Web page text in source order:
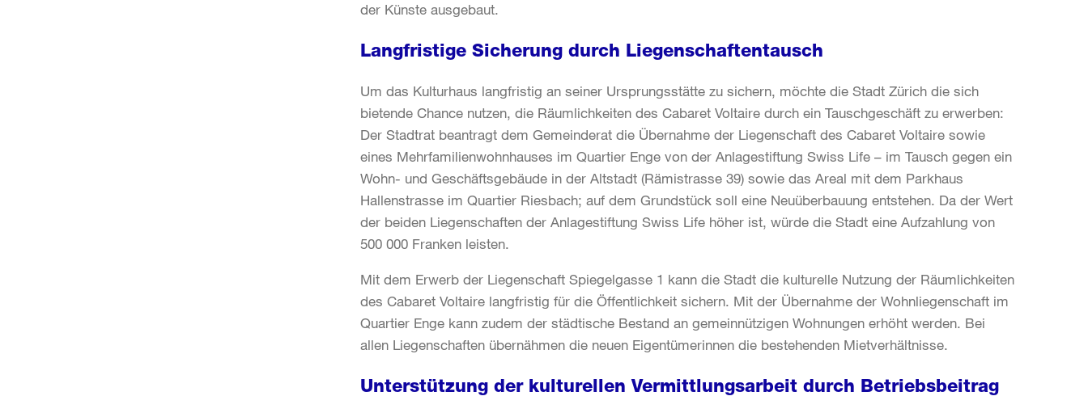
der Künste ausgebaut.
Langfristige Sicherung durch Liegenschaftentausch
Um das Kulturhaus langfristig an seiner Ursprungsstätte zu sichern, möchte die Stadt Zürich die sich
bietende Chance nutzen, die Räumlichkeiten des Cabaret Voltaire durch ein Tauschgeschäft zu erwerben:
Der Stadtrat beantragt dem Gemeinderat die Übernahme der Liegenschaft des Cabaret Voltaire sowie
eines Mehrfamilienwohnhauses im Quartier Enge von der Anlagestiftung Swiss Life – im Tausch gegen ein
Wohn- und Geschäftsgebäude in der Altstadt (Rämistrasse 39) sowie das Areal mit dem Parkhaus
Hallenstrasse im Quartier Riesbach; auf dem Grundstück soll eine Neuüberbauung entstehen. Da der Wert
der beiden Liegenschaften der Anlagestiftung Swiss Life höher ist, würde die Stadt eine Aufzahlung von
500 000 Franken leisten.
Mit dem Erwerb der Liegenschaft Spiegelgasse 1 kann die Stadt die kulturelle Nutzung der Räumlichkeiten
des Cabaret Voltaire langfristig für die Öffentlichkeit sichern. Mit der Übernahme der Wohnliegenschaft im
Quartier Enge kann zudem der städtische Bestand an gemeinnützigen Wohnungen erhöht werden. Bei
allen Liegenschaften übernähmen die neuen Eigentümerinnen die bestehenden Mietverhältnisse.
Unterstützung der kulturellen Vermittlungsarbeit durch Betriebsbeitrag